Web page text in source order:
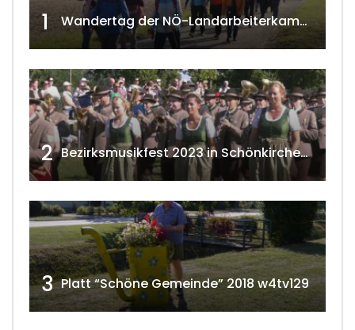
1 Wandertag der NÖ-Landarbeiterkammer in Hollabrunn 2024
2 Bezirksmusikfest 2023 in Schönkirchen-Reyersdorf
3 Platt “Schöne Gemeinde” 2018 w4tv129